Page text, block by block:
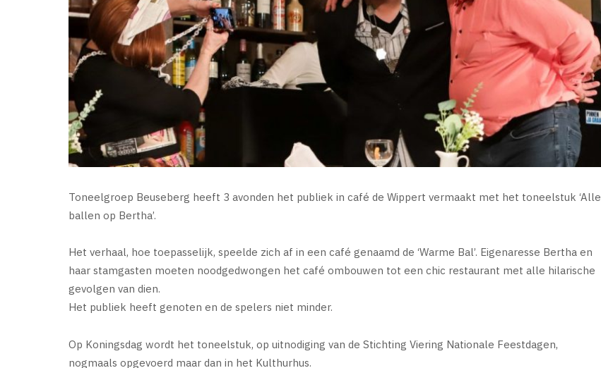
Toneelgroep Beuseberg heeft 3 avonden het publiek in café de Wippert vermaakt met het toneelstuk ‘Alle
ballen op Bertha’.
Het verhaal, hoe toepasselijk, speelde zich af in een café genaamd de ‘Warme Bal’. Eigenaresse Bertha en
haar stamgasten moeten noodgedwongen het café ombouwen tot een chic restaurant met alle hilarische
gevolgen van dien.
Het publiek heeft genoten en de spelers niet minder.
Op Koningsdag wordt het toneelstuk, op uitnodiging van de Stichting Viering Nationale Feestdagen,
nogmaals opgevoerd maar dan in het Kulthurhus.